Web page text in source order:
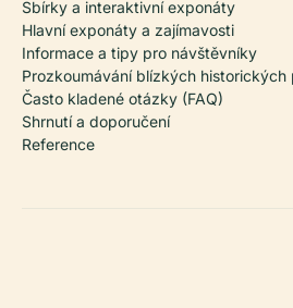
Sbírky a interaktivní exponáty
Hlavní exponáty a zajímavosti
Informace a tipy pro návštěvníky
Prozkoumávání blízkých historických
Často kladené otázky (FAQ)
Shrnutí a doporučení
Reference